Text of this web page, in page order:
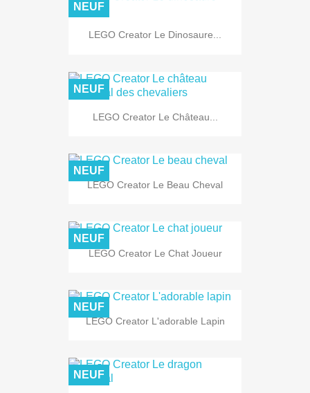
LEGO Creator Le Dinosaure...
NEUF
LEGO Creator Le Château...
NEUF
LEGO Creator Le Beau Cheval
NEUF
LEGO Creator Le Chat Joueur
NEUF
LEGO Creator L'adorable Lapin
NEUF
NEUF